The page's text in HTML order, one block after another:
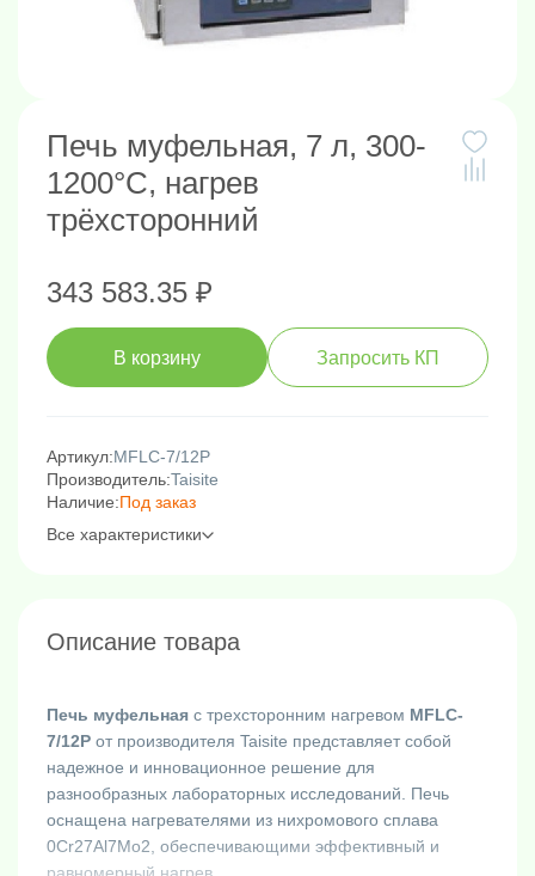
Печь муфельная, 7 л, 300-
1200°C, нагрев
трёхсторонний
343 583.35 ₽
В корзину Запросить КП
Артикул:MFLC-7/12P
Производитель:Taisite
Наличие:Под заказ
Все характеристики
Описание товара
Печь муфельная с трехсторонним нагревом MFLC-
7/12P от производителя Taisite представляет собой
надежное и инновационное решение для
разнообразных лабораторных исследований. Печь
оснащена нагревателями из нихромового сплава
0Cr27Al7Mo2, обеспечивающими эффективный и